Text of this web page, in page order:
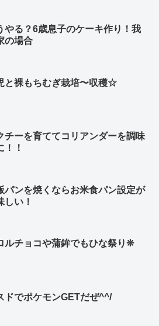
やる？6歳息子のケーキ作り！我
の場合
と裸もちむぎ栽培〜収穫☆
チーを育ててコリアンダーを調味
！！
パンを焼くならお米食パン設定が
しい！
ルチョコや蒲鉾でもひな祭り❊
ドでポケモンGETだぜ^^/